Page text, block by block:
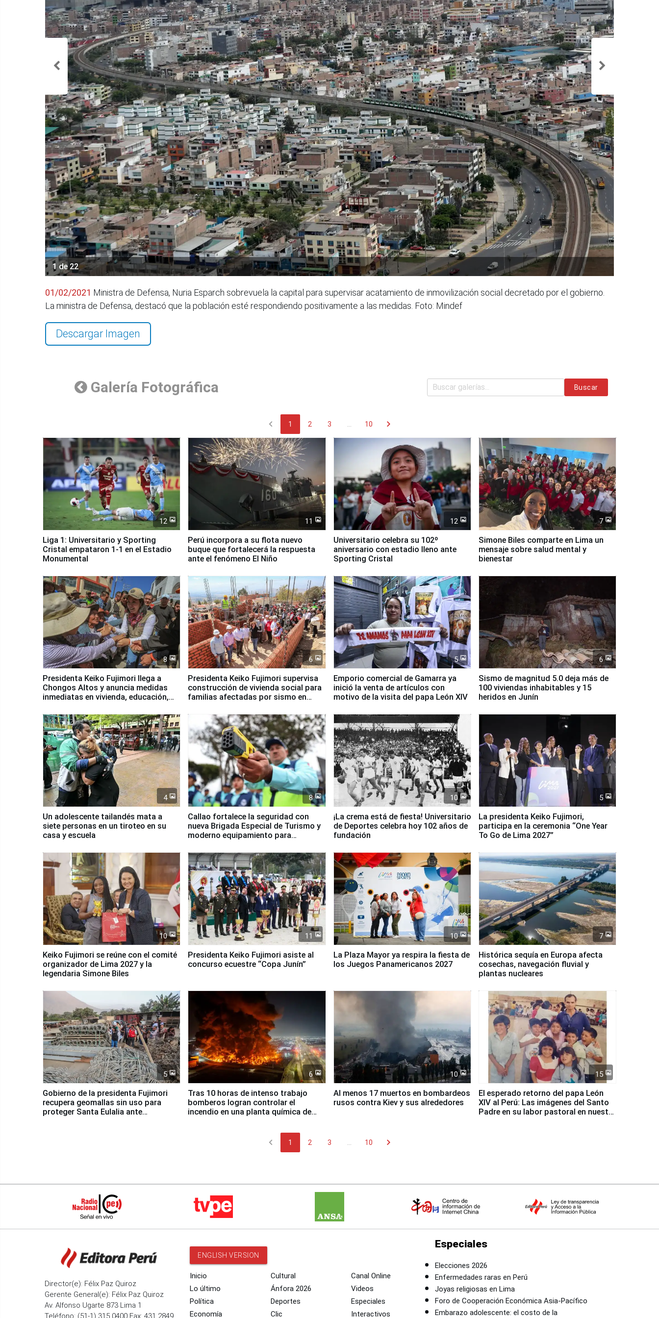
1 de 22
01/02/2021 Ministra de Defensa, Nuria Esparch sobrevuela la capital para supervisar acatamiento de inmovilización social decretado por el gobierno.
La ministra de Defensa, destacó que la población esté respondiendo positivamente a las medidas. Foto: Mindef
Descargar Imagen
Galería Fotográfica Buscar
chevron_left 1 2 3 10 chevron_right
12
Liga 1: Universitario y Sporting
Cristal empataron 1-1 en el Estadio
Monumental
11
Perú incorpora a su flota nuevo
buque que fortalecerá la respuesta
ante el fenómeno El Niño
12
Universitario celebra su 102º
aniversario con estadio lleno ante
Sporting Cristal
7
Simone Biles comparte en Lima un
mensaje sobre salud mental y
bienestar
8
Presidenta Keiko Fujimori llega a
Chongos Altos y anuncia medidas
inmediatas en vivienda, educación,
6
Presidenta Keiko Fujimori supervisa
construcción de vivienda social para
familias afectadas por sismo en
5
Emporio comercial de Gamarra ya
inició la venta de artículos con
motivo de la visita del papa León XIV
6
Sismo de magnitud 5.0 deja más de
100 viviendas inhabitables y 15
heridos en Junín
4
Un adolescente tailandés mata a
siete personas en un tiroteo en su
casa y escuela
8
Callao fortalece la seguridad con
nueva Brigada Especial de Turismo y
moderno equipamiento para
10
¡La crema está de fiesta! Universitario
de Deportes celebra hoy 102 años de
fundación
5
La presidenta Keiko Fujimori,
participa en la ceremonia “One Year
To Go de Lima 2027”
10
Keiko Fujimori se reúne con el comité
organizador de Lima 2027 y la
legendaria Simone Biles
11
Presidenta Keiko Fujimori asiste al
concurso ecuestre “Copa Junín”
10
La Plaza Mayor ya respira la fiesta de
los Juegos Panamericanos 2027
7
Histórica sequía en Europa afecta
cosechas, navegación fluvial y
plantas nucleares
5
Gobierno de la presidenta Fujimori
recupera geomallas sin uso para
proteger Santa Eulalia ante
6
Tras 10 horas de intenso trabajo
bomberos logran controlar el
incendio en una planta química de
10
Al menos 17 muertos en bombardeos
rusos contra Kiev y sus alrededores
15
El esperado retorno del papa León
XIV al Perú: Las imágenes del Santo
Padre en su labor pastoral en nuestro
chevron_left 1 2 3 10 chevron_right
Director(e): Félix Paz Quiroz
Gerente General(e): Félix Paz Quiroz
Av. Alfonso Ugarte 873 Lima 1
Teléfono: (51-1) 315 0400 Fax: 431 2849
ENGLISH VERSION
Inicio
Lo último
Política
Economía
Cultural
Ánfora 2026
Deportes
Clic
Canal Online
Videos
Especiales
Interactivos
Especiales
Elecciones 2026
Enfermedades raras en Perú
Joyas religiosas en Lima
Foro de Cooperación Económica Asia-Pacífico
Embarazo adolescente: el costo de la